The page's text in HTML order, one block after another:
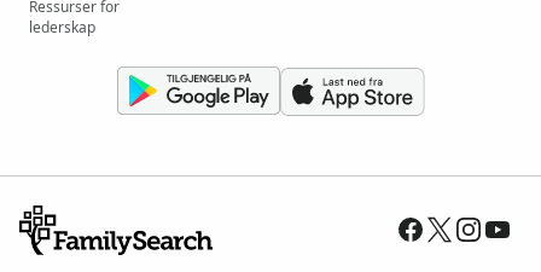
Ressurser for
lederskap